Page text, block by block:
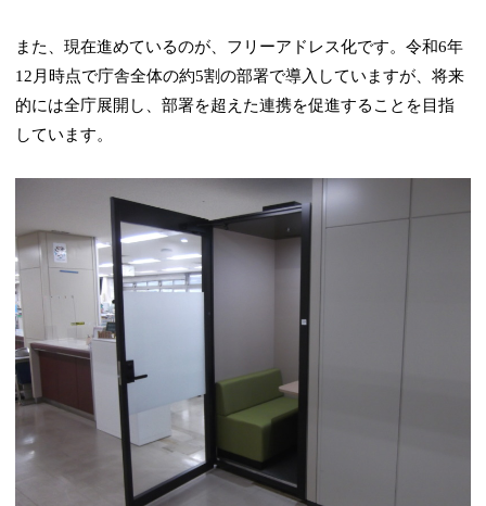
また、現在進めているのが、フリーアドレス化です。令和6年
12月時点で庁舎全体の約5割の部署で導入していますが、将来
的には全庁展開し、部署を超えた連携を促進することを目指
しています。